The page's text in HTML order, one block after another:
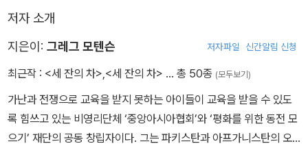
저자 소개
지은이: 그레그 모텐슨 저자파일 신간알림 신청
최근작 : <세 잔의 차>,<세 잔의 차> … 총 50종 (모두보기)
가난과 전쟁으로 교육을 받지 못하는 아이들이 교육을 받을 수 있도
록 힘쓰고 있는 비영리단체 ‘중앙아시아협회’와 ‘평화를 위한 동전 모
으기’ 재단의 공동 창립자이다. 그는 파키스탄과 아프가니스탄의 오